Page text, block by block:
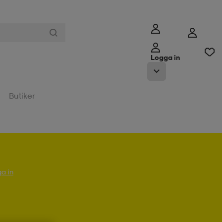
Logga in
Butiker
in